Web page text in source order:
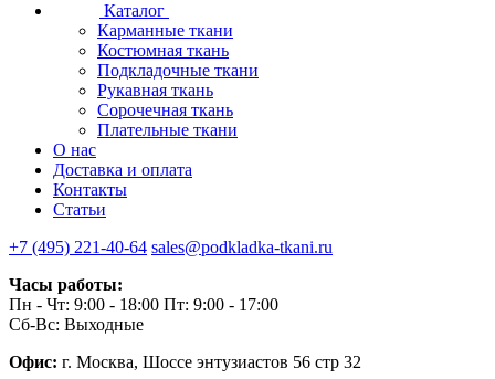
Каталог
Карманные ткани
Костюмная ткань
Подкладочные ткани
Рукавная ткань
Сорочечная ткань
Плательные ткани
О нас
Доставка и оплата
Контакты
Статьи
+7 (495) 221-40-64 sales@podkladka-tkani.ru
Часы работы:
Пн - Чт: 9:00 - 18:00 Пт: 9:00 - 17:00
Сб-Вс: Выходные
Офис: г. Москва, Шоссе энтузиастов 56 стр 32